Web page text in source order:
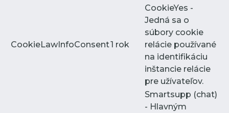
CookieLawInfoConsent1 rok
CookieYes -
Jedná sa o
súbory cookie
relácie používané
na identifikáciu
inštancie relácie
pre užívateľov.
Smartsupp (chat)
- Hlavným